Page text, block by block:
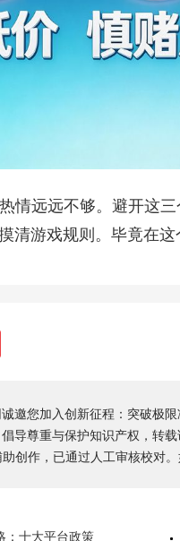
情远远不够。避开这
清游戏规则。毕竟在这
邀您加入创新征程：突破极
导尊重与保护知识产权，转载
创作，已通过人工审核校对
：十大平台政策